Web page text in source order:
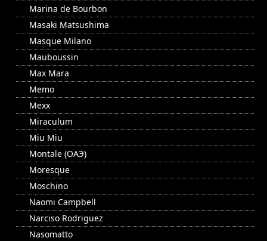
Marina de Bourbon
Masaki Matsushima
Masque Milano
Mauboussin
Max Mara
Memo
Mexx
Miraculum
Miu Miu
Montale (ОАЭ)
Moresque
Moschino
Naomi Campbell
Narciso Rodriguez
Nasomatto